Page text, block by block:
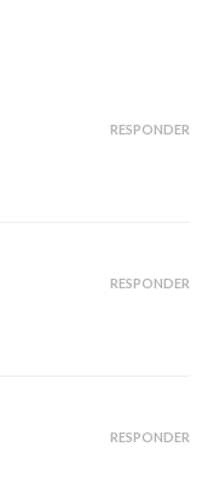
RESPONDER
RESPONDER
RESPONDER